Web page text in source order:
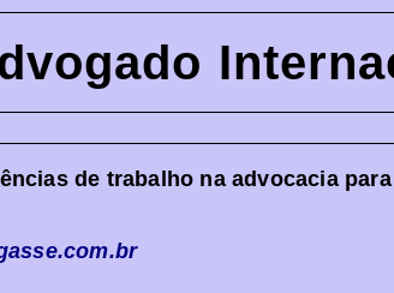
de trabalho na advocacia